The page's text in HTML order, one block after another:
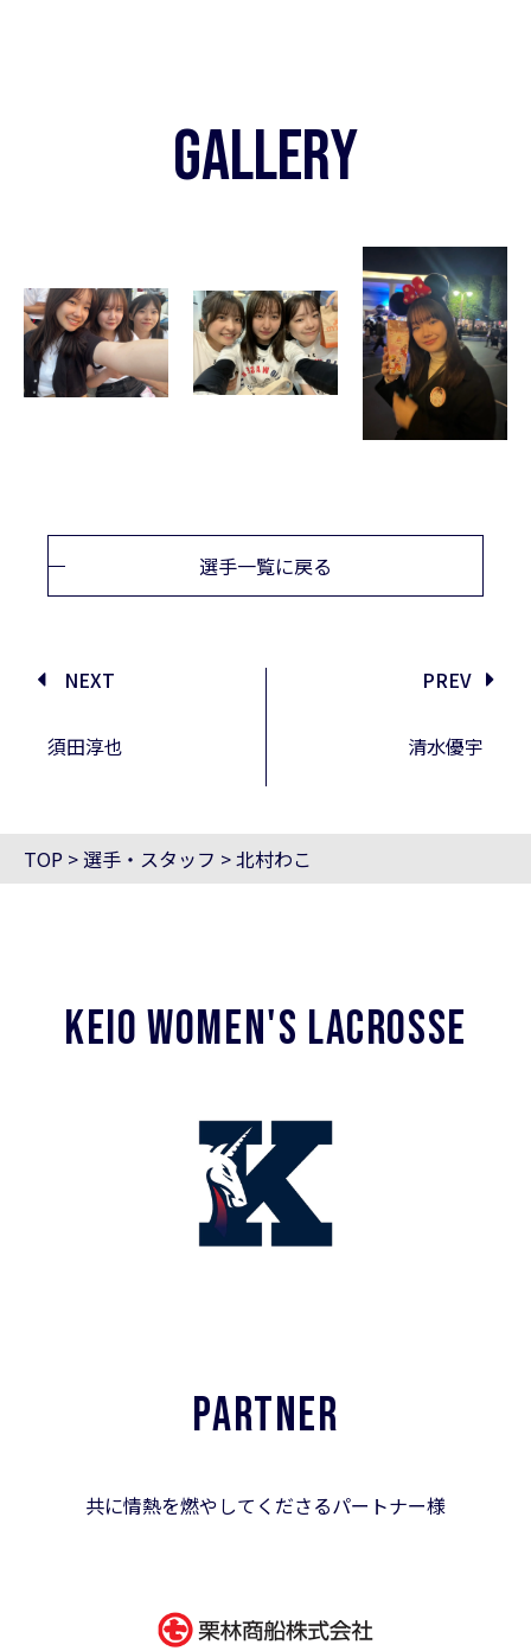
GALLERY
選手一覧に戻る
NEXT
須田淳也
PREV
清水優宇
TOP > 選手・スタッフ >北村わこ
KEIO WOMEN'S LACROSSE
PARTNER
共に情熱を燃やしてくださるパートナー様